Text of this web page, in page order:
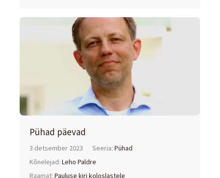
Pühad päevad
3 detsember 2023 Seeria:Pühad
Kõnelejad:Leho Paldre
Raamat:Pauluse kiri koloslastele